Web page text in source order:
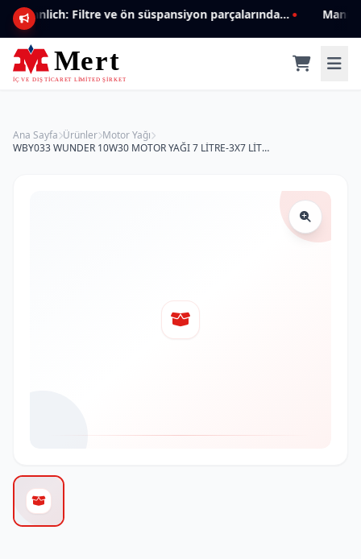
Mannlich: Filtre ve ön süspansiyon parçalarında genişleyen ürün yelpazesiyle kalite ve güven.
Ana Sayfa Ürünler Motor Yağı
WBY033 WUNDER 10W30 MOTOR YAĞI 7 LİTRE-3X7 LİTRE